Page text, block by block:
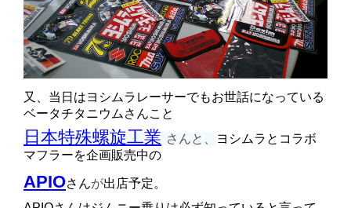
又、当日はヨシムラレーサーでもお世話になっている
ベータチタニウムさんこと
日本特殊螺旋工業 さんと、
ヨシムラとコラボ
マフラーを企画販売中の
APIOさんが出店予定。